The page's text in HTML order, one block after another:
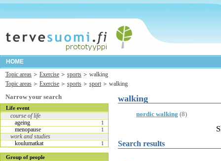
HOME
Topic areas
Exercise sports
walking
Topic areas
Exercise sports sport walking
Narrow your search
Life event
course of life
ageing
1
menopause 1
work and studies
koulumatkat
1
Group of people
walking
nordic walking (8)
Search results